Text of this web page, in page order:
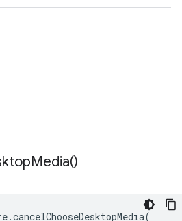
Media()
.cancelChooseDesktopMedia(